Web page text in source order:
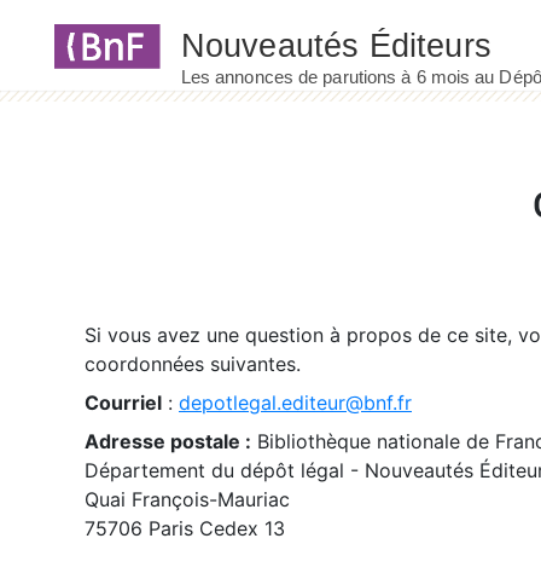
Si vous avez une question à propos de ce site,
coordonnées suivantes.
Courriel : depotlegal.editeur@bnf.fr
Adresse postale : Bibliothèque nationale de
Département du dépôt légal - Nouveautés
Quai François-Mauriac
75706 Paris Cedex 13